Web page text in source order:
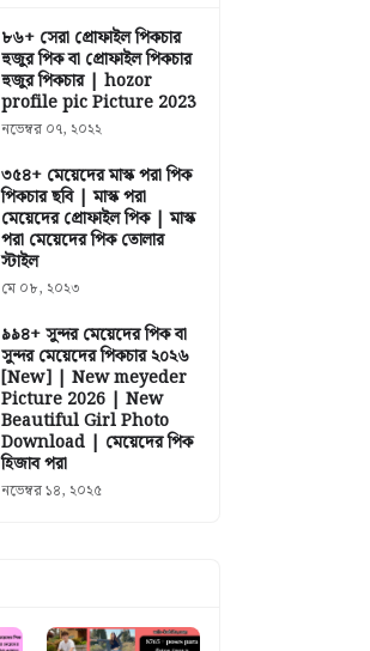
৮৬+ সেরা প্রোফাইল পিকচার
হুজুর পিক বা প্রোফাইল পিকচার
হুজুর পিকচার | hozor
profile pic Picture 2023
নভেম্বর ০৭, ২০২২
৩৫৪+ মেয়েদের মাস্ক পরা পিক
পিকচার ছবি | মাস্ক পরা
মেয়েদের প্রোফাইল পিক | মাস্ক
পরা মেয়েদের পিক তোলার
স্টাইল
মে ০৮, ২০২৩
৯৯৪+ সুন্দর মেয়েদের পিক বা
সুন্দর মেয়েদের পিকচার ২০২৬
[New] | New meyeder
Picture 2026 | New
Beautiful Girl Photo
Download | মেয়েদের পিক
হিজাব পরা
নভেম্বর ১৪, ২০২৫